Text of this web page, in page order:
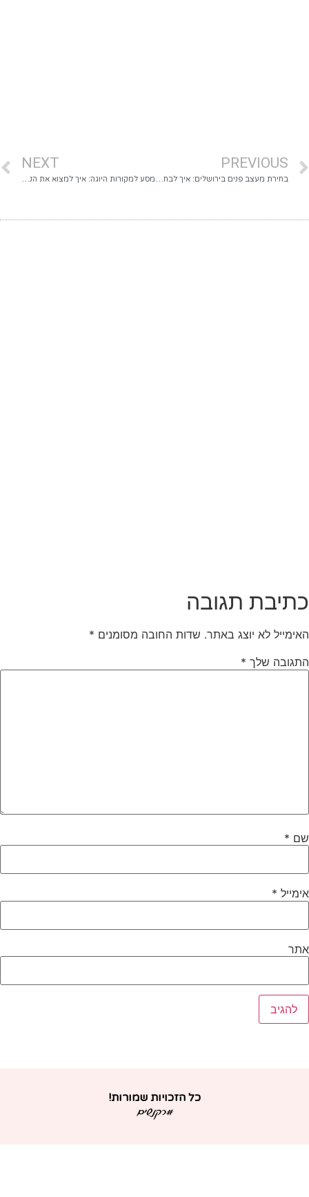
PREVIOUS
בחירת מעצב פנים בירושלים: איך לבחור את הנכון מבלי לטעות?
NEXT
מסע למקורות היוגה: איך למצוא את הנשמה ההודית באמת?
תגובה
לא יוצג באתר. שדות החובה מסומנים *
שלך*
*
*
כל הזכויות שמורות!